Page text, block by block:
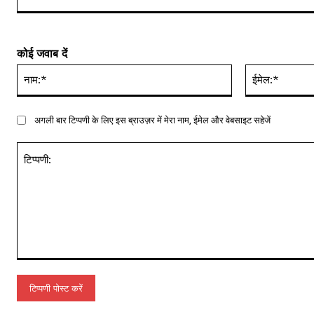
कोई जवाब दें
अगली बार टिप्पणी के लिए इस ब्राउज़र में मेरा नाम, ईमेल और वेबसाइट सहेजें